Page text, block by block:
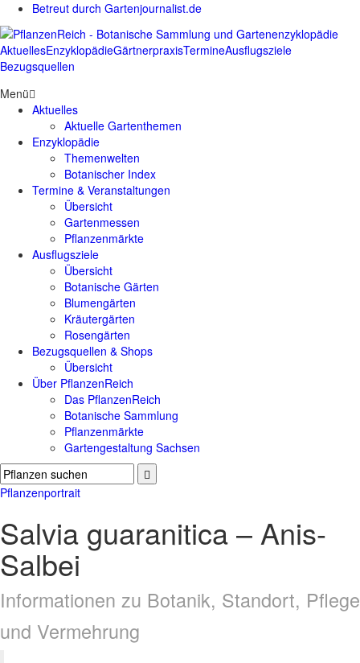
Betreut durch Gartenjournalist.de
AktuellesEnzyklopädieGärtnerpraxisTermineAusflugsziele
Bezugsquellen
Menü
Aktuelles
Aktuelle Gartenthemen
Enzyklopädie
Themenwelten
Botanischer Index
Termine & Veranstaltungen
Übersicht
Gartenmessen
Pflanzenmärkte
Ausflugsziele
Übersicht
Botanische Gärten
Blumengärten
Kräutergärten
Rosengärten
Bezugsquellen & Shops
Übersicht
Über PflanzenReich
Das PflanzenReich
Botanische Sammlung
Pflanzenmärkte
Gartengestaltung Sachsen
Pflanzenportrait
Salvia guaranitica – Anis-
Salbei
Informationen zu Botanik, Standort, Pflege
und Vermehrung